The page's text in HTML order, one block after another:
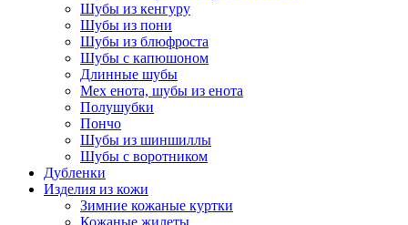
Шубы из кенгуру
Шубы из пони
Шубы из блюфроста
Шубы с капюшоном
Длинные шубы
Мех енота, шубы из енота
Полушубки
Пончо
Шубы из шиншиллы
Шубы с воротником
Дубленки
Изделия из кожи
Зимние кожаные куртки
Кожаные жилеты